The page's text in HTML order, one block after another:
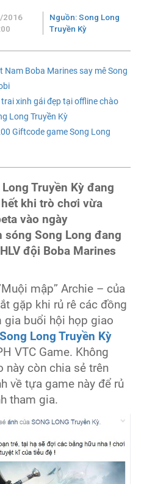
2016
Nguồn: Song Long
Truyền Kỳ
Nam Boba Marines say mê Song
xinh gái đẹp tại offline chào
Long Truyền Kỳ
Giftcode game Song Long
Truyền Kỳ đang
khi trò chơi vừa
vào ngày
Song Long đang
đội Boba Marines
mập’’ Archie – của
gặp khi rủ rê các đồng
gia buổi hội họp giao
Song Long Truyền Kỳ
VTC Game. Không
này còn chia sẻ trên
về tựa game này để rủ
tham gia.